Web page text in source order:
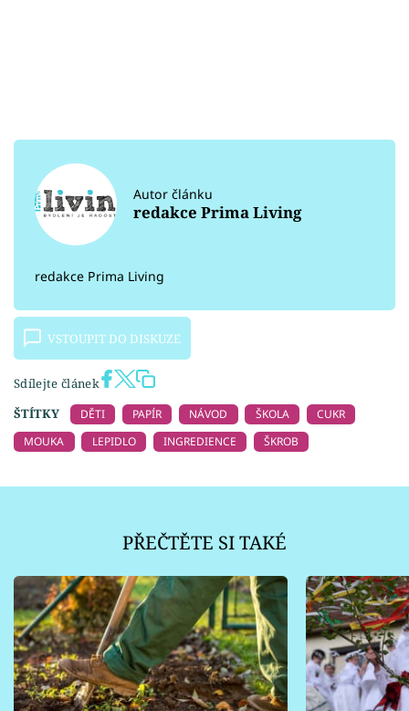
Autor článku
redakce Prima Living
redakce Prima Living
VSTOUPIT DO DISKUZE
Sdílejte článek
ŠTÍTKY
DĚTI PAPÍR NÁVOD ŠKOLA
CUKR
MOUKA
LEPIDLO INGREDIENCE ŠKROB
PŘEČTĚTE SI TAKÉ